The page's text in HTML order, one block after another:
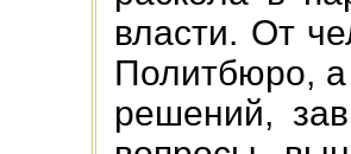
власти. От
Политбюро, а
решений,